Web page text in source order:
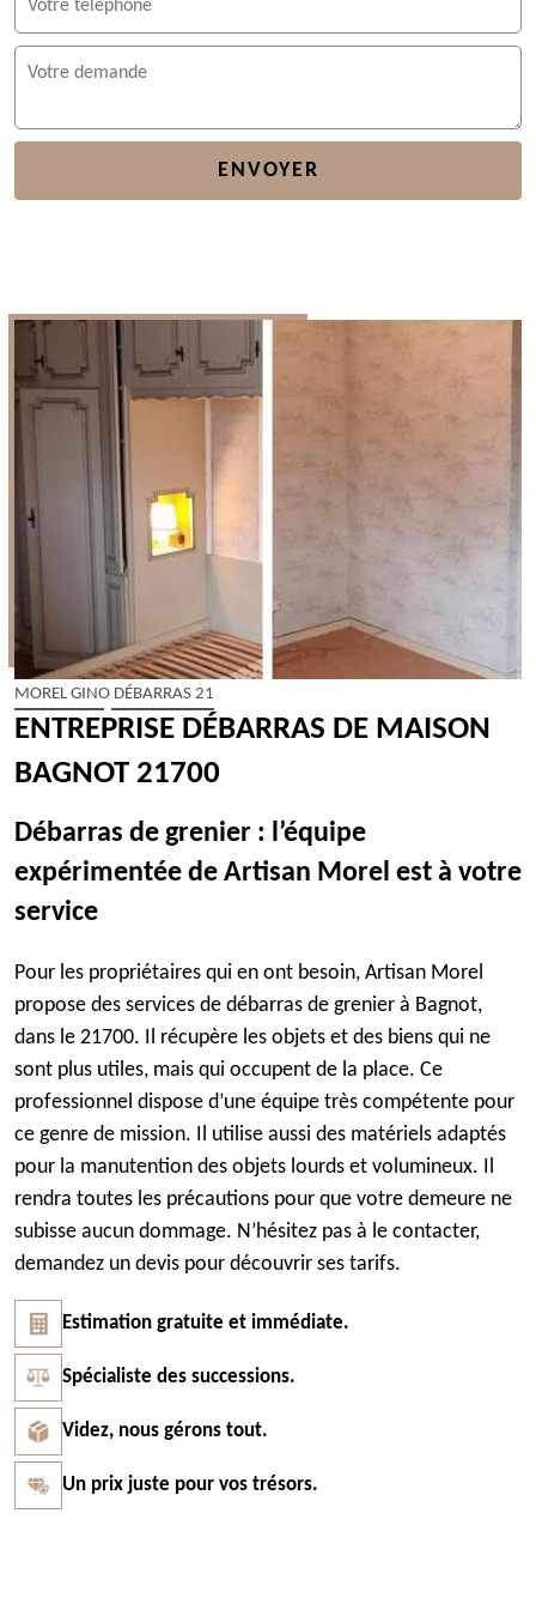
MOREL GINO DÉBARRAS 21
ENTREPRISE DÉBARRAS DE MAISON
BAGNOT 21700
Débarras de grenier : l’équipe
expérimentée de Artisan Morel est à votre
service
Pour les propriétaires qui en ont besoin, Artisan Morel
propose des services de débarras de grenier à Bagnot,
dans le 21700. Il récupère les objets et des biens qui ne
sont plus utiles, mais qui occupent de la place. Ce
professionnel dispose d’une équipe très compétente pour
ce genre de mission. Il utilise aussi des matériels adaptés
pour la manutention des objets lourds et volumineux. Il
rendra toutes les précautions pour que votre demeure ne
subisse aucun dommage. N’hésitez pas à le contacter,
demandez un devis pour découvrir ses tarifs.
Estimation gratuite et immédiate.
Spécialiste des successions.
Videz, nous gérons tout.
Un prix juste pour vos trésors.